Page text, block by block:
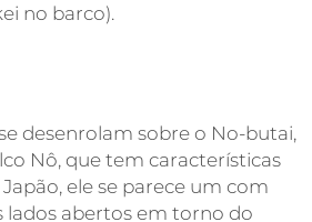
no barco).
desenrolam sobre o No-butai,
Nô, que tem características
ele se parece um com
lados abertos em torno do